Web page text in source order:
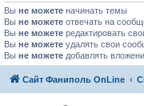
Вы не можете начинать темы
Вы не можете отвечать на
Вы не можете редактировать
Вы не можете удалять свои
Вы не можете добавлять
Сайт Фаниполь OnLine